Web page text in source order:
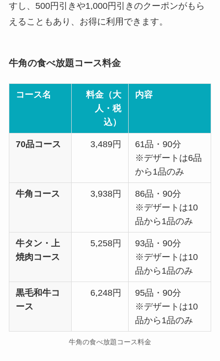
すし、500円引きや1,000円引きのクーポンがもら
えることもあり、お得に利用できます。
牛角の食べ放題コース料金
コース名
料金（大
人・税
込）
内容
70品コース 3,489円
61品・90分
※デザートは6品
から1品のみ
牛角コース 3,938円
86品・90分
※デザートは10
品から1品のみ
牛タン・上
焼肉コース
5,258円
93品・90分
※デザートは10
品から1品のみ
黒毛和牛コ
ース
6,248円
95品・90分
※デザートは10
品から1品のみ
牛角の食べ放題コース料金